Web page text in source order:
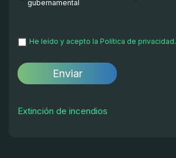
gubernamental
He leído y acepto la Política de privacidad.
Extinción de incendios